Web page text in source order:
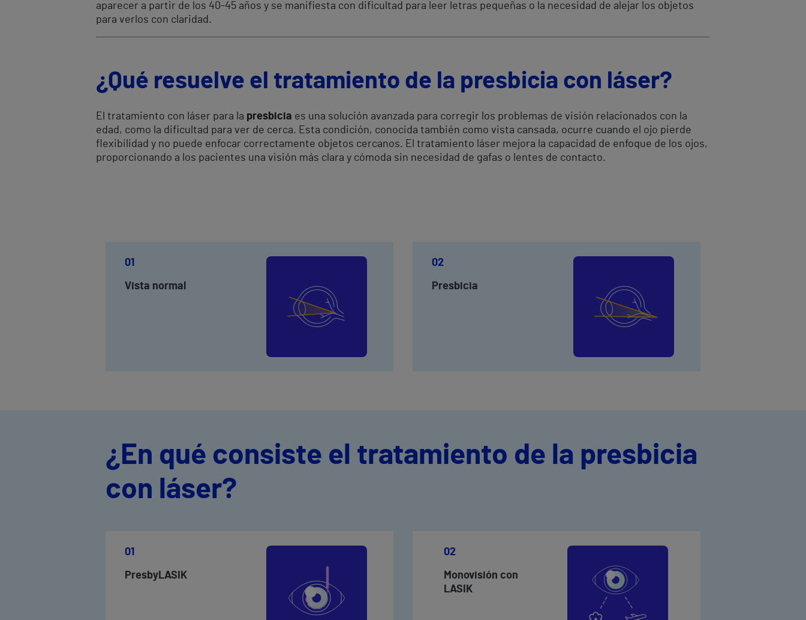
aparecer a partir de los 40-45 años y se manifiesta con dificultad para leer letras pequeñas o la necesidad de alejar los objetos
para verlos con claridad.
¿Qué resuelve el tratamiento de la presbicia con láser?
El tratamiento con láser para la presbicia es una solución avanzada para corregir los problemas de visión relacionados con la
edad, como la dificultad para ver de cerca. Esta condición, conocida también como vista cansada, ocurre cuando el ojo pierde
flexibilidad y no puede enfocar correctamente objetos cercanos. El tratamiento láser mejora la capacidad de enfoque de los ojos,
proporcionando a los pacientes una visión más clara y cómoda sin necesidad de gafas o lentes de contacto.
01
Vista normal
02
Presbicia
¿En qué consiste el tratamiento de la presbicia
con láser?
01
PresbyLASIK
02
Monovisión con
LASIK